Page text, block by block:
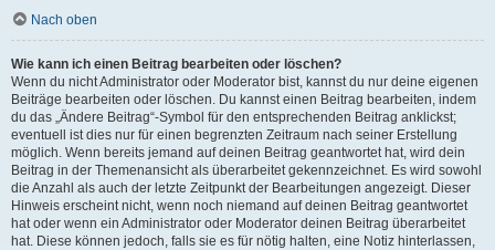
Nach oben
Wie kann ich einen Beitrag bearbeiten oder löschen?
Wenn du nicht Administrator oder Moderator bist, kannst du nur deine eigenen
Beiträge bearbeiten oder löschen. Du kannst einen Beitrag bearbeiten, indem
du das „Ändere Beitrag“-Symbol für den entsprechenden Beitrag anklickst;
eventuell ist dies nur für einen begrenzten Zeitraum nach seiner Erstellung
möglich. Wenn bereits jemand auf deinen Beitrag geantwortet hat, wird dein
Beitrag in der Themenansicht als überarbeitet gekennzeichnet. Es wird sowohl
die Anzahl als auch der letzte Zeitpunkt der Bearbeitungen angezeigt. Dieser
Hinweis erscheint nicht, wenn noch niemand auf deinen Beitrag geantwortet
hat oder wenn ein Administrator oder Moderator deinen Beitrag überarbeitet
hat. Diese können jedoch, falls sie es für nötig halten, eine Notiz hinterlassen,